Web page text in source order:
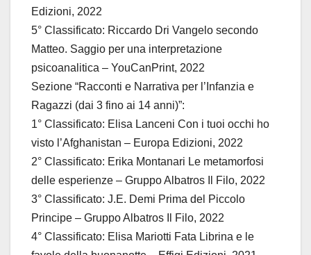
Edizioni, 2022
5° Classificato: Riccardo Dri Vangelo secondo
Matteo. Saggio per una interpretazione
psicoanalitica – YouCanPrint, 2022
Sezione “Racconti e Narrativa per l’Infanzia e
Ragazzi (dai 3 fino ai 14 anni)”:
1° Classificato: Elisa Lanceni Con i tuoi occhi ho
visto l’Afghanistan – Europa Edizioni, 2022
2° Classificato: Erika Montanari Le metamorfosi
delle esperienze – Gruppo Albatros Il Filo, 2022
3° Classificato: J.E. Demi Prima del Piccolo
Principe – Gruppo Albatros Il Filo, 2022
4° Classificato: Elisa Mariotti Fata Librina e le